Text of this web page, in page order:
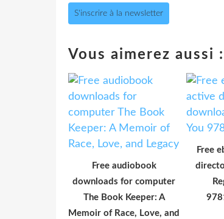
S'inscrire à la newsletter
Vous aimerez aussi :
Free audiobook
downloads for computer
The Book Keeper: A
Memoir of Race, Love, and
Free